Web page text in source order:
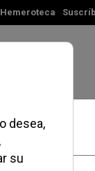
Hemeroteca